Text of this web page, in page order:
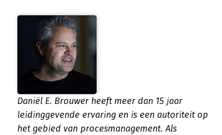
Daniël E. Brouwer heeft meer dan 15 jaar
leidinggevende ervaring en is een autoriteit op
het gebied van procesmanagement. Als